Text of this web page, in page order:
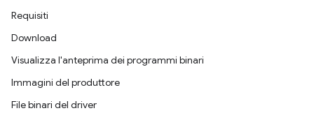
Requisiti
Download
Visualizza l'anteprima dei programmi binari
Immagini del produttore
File binari del driver